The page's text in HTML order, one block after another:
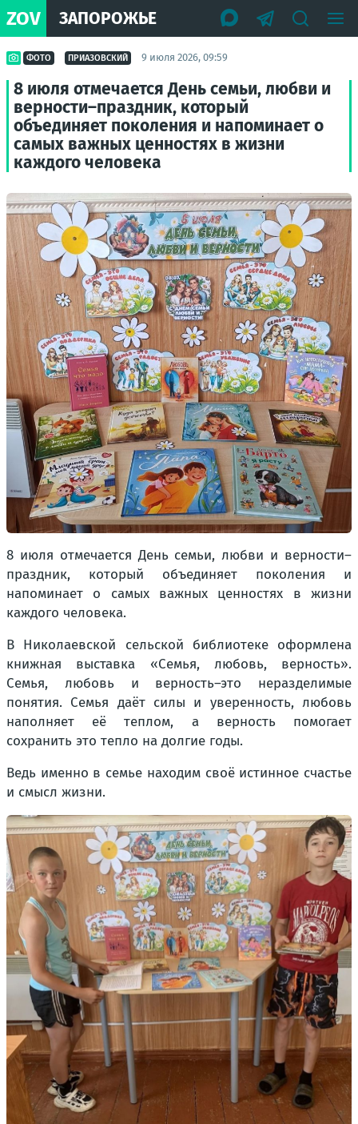
ZOV ЗАПОРОЖЬЕ
ФОТО ПРИАЗОВСКИЙ 9 июля 2026, 09:59
8 июля отмечается День семьи, любви и
верности–праздник, который
объединяет поколения и напоминает о
самых важных ценностях в жизни
каждого человека
8 июля отмечается День семьи, любви и верности–
праздник, который объединяет поколения и
напоминает о самых важных ценностях в жизни
каждого человека.
В Николаевской сельской библиотеке оформлена
книжная выставка «Семья, любовь, верность».
Семья, любовь и верность–это неразделимые
понятия. Семья даёт силы и уверенность, любовь
наполняет её теплом, а верность помогает
сохранить это тепло на долгие годы.
Ведь именно в семье находим своё истинное счастье
и смысл жизни.